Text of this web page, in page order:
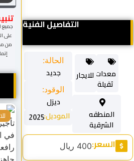
التفاصيل الفنية
الحالة:
جديد
الوقود:
ديزل
الموديل:2025
المنطقه
الشرقية
معدات
ثقيلة
للايجار
السعر:400 ريال
تنبيه
جميع
على
من
إتمام
للايجار